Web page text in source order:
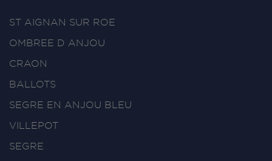
ST AIGNAN SUR ROE
OMBREE D ANJOU
CRAON
BALLOTS
SEGRE EN ANJOU BLEU
VILLEPOT
SEGRE